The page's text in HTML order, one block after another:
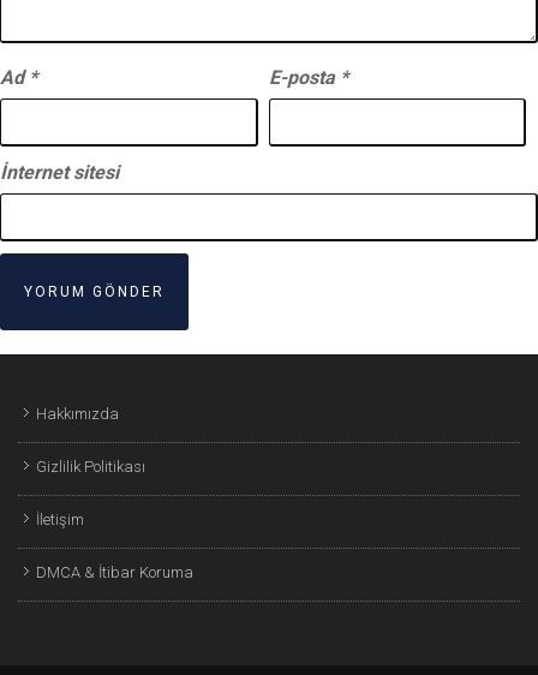
Ad * E-posta *
İnternet sitesi
Hakkımızda
Gizlilik Politikası
İletişim
DMCA & İtibar Koruma